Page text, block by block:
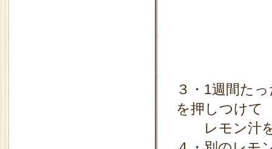
３・1週間た
を押しつけて
レモン汁